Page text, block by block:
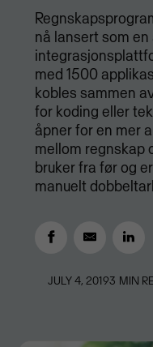
nå lansert som en
med 1500
kobles sammen
for koding eller
åpner for en mer
mellom regnskap
bruker fra før og
manuelt
JULY 4, 20193 MIN